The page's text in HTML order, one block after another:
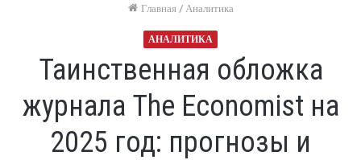
Главная / Аналитика
АНАЛИТИКА
Таинственная обложка
журнала The Economist на
2025 год: прогнозы и